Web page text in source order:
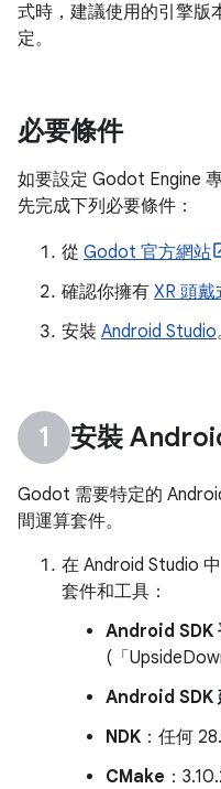
式時，建議使用的引擎版
定。
必要條件
如要設定 Godot Engine
先完成下列必要條件：
從 Godot 官方網站
確認你擁有 XR 頭
安裝 Android Studio
安裝
Godot 需要特定的
間運算套件。
在 Android Studio
套件和工具：
Android SDK
(「
Android SDK
NDK ：任何
CMake ：